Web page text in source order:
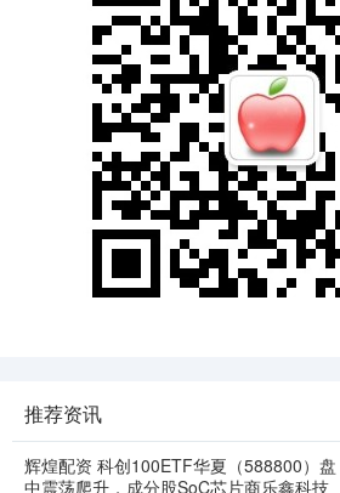
推荐资讯
辉煌配资 科创100ETF华夏（588800）盘
中震荡爬升，成分股SoC芯片商乐鑫科技